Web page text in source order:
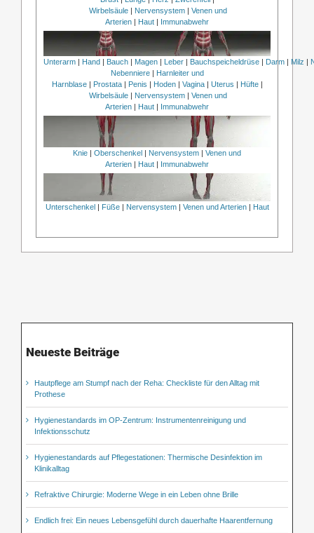
Wirbelsäule | Nervensystem | Venen und
Arterien | Haut | Immunabwehr
Unterarm | Hand | Bauch | Magen | Leber | Bauchspeicheldrüse | Darm | Milz |
Nebenniere| Harnleiter und
Harnblase| Prostata| Penis | Hoden| Vagina| Uterus | Hüfte|
Wirbelsäule | Nervensystem | Venen und
Arterien | Haut | Immunabwehr
Knie | Oberschenkel | Nervensystem | Venen und
Arterien | Haut | Immunabwehr
Unterschenkel| Füße| Nervensystem| Venen und Arterien| Haut
Neueste Beiträge
Hautpflege am Stumpf nach der Reha: Checkliste für den Alltag mit
Prothese
Hygienestandards im OP-Zentrum: Instrumentenreinigung und
Infektionsschutz
Hygienestandards auf Pflegestationen: Thermische Desinfektion im
Klinikalltag
Refraktive Chirurgie: Moderne Wege in ein Leben ohne Brille
Endlich frei: Ein neues Lebensgefühl durch dauerhafte Haarentfernung